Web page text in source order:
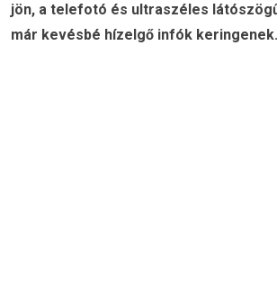
jön, a telefotó és ultraszéles
már kevésbé hízelgő infók keringenek.